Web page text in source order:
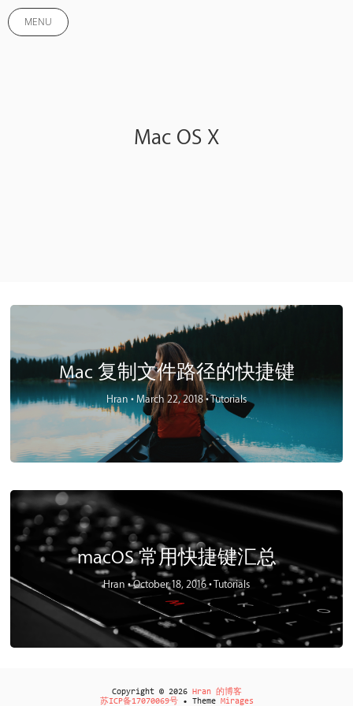
MENU
Mac OS X
Mac 复制文件路径的快捷键
Hran • March 22, 2018 •Tutorials
macOS 常用快捷键汇总
Hran •October 18, 2016 •Tutorials
Copyright © 2026
Hran 的博客
苏ICP备17070069号• Theme Mirages